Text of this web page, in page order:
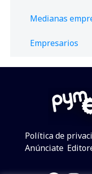
Medianas
Empresarios
Política de
Anúnciate